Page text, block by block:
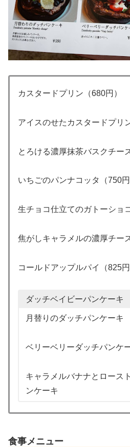
カスタードプリン（680円）
アイスのせたカスタードプリ
とろける濃厚抹茶バスクチー
いちごのパンナコッタ（750円
生チョコ仕立てのガトーショ
焦がしキャラメルの濃厚チー
コールドアップルパイ（825円
ダッチベイビーパンケーキ
月替りのダッチパンケーキ
ベリーベリーダッチパンケ
キャラメルバナナとロース
ンケーキ
食事メニュー